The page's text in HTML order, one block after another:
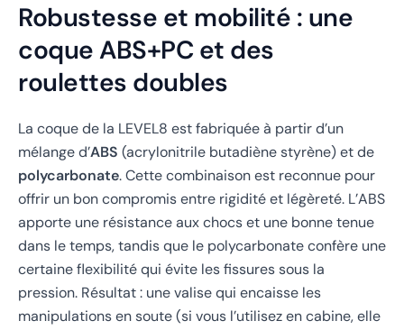
Robustesse et mobilité : une
coque ABS+PC et des
roulettes doubles
La coque de la LEVEL8 est fabriquée à partir d’un
mélange d’ABS (acrylonitrile butadiène styrène) et de
polycarbonate. Cette combinaison est reconnue pour
offrir un bon compromis entre rigidité et légèreté. L’ABS
apporte une résistance aux chocs et une bonne tenue
dans le temps, tandis que le polycarbonate confère une
certaine flexibilité qui évite les fissures sous la
pression. Résultat : une valise qui encaisse les
manipulations en soute (si vous l’utilisez en cabine, elle